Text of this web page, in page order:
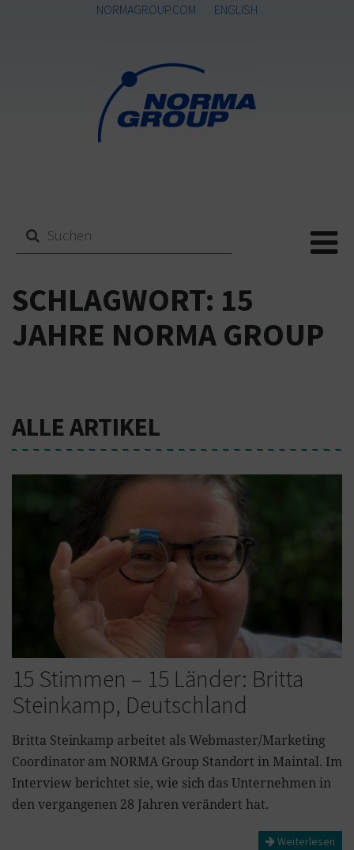
NORMAGROUP.COM ENGLISH
SCHLAGWORT: 15
JAHRE NORMA GROUP
ALLE ARTIKEL
15 Stimmen – 15 Länder: Britta
Steinkamp, Deutschland
Britta Steinkamp arbeitet als Webmaster/Marketing
Coordinator am NORMA Group Standort in Maintal. Im
Interview berichtet sie, wie sich das Unternehmen in
den vergangenen 28 Jahren verändert hat.
Weiterlesen